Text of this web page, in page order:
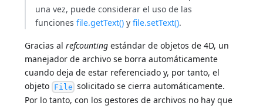
una vez, puede considerar el uso de las
funcionesfile.getText() yfile.setText().
Gracias alrefcounting estándar de objetos de 4D, un
manejador de archivo se borra automáticamente
cuando deja de estar referenciado y, por tanto, el
objeto File solicitado se cierra automáticamente.
Por lo tanto, con los gestores de archivos no hay que